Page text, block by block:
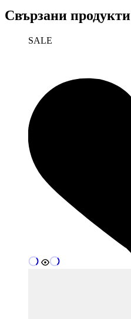
Свързани продукти
SALE